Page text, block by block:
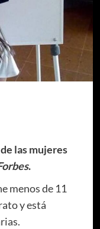
las mujeres
.
menos de 11
y está